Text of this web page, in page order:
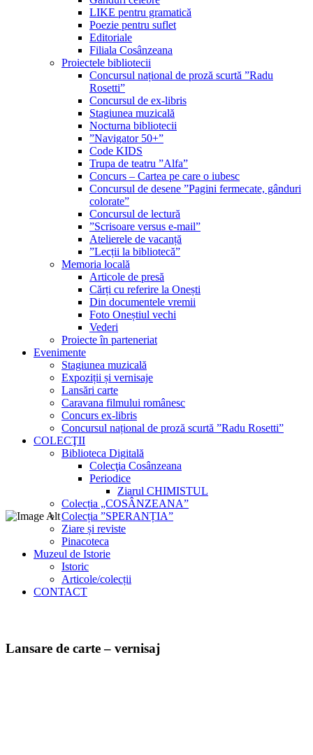
LIKE pentru gramatică
Poezie pentru suflet
Editoriale
Filiala Cosânzeana
Proiectele bibliotecii
Concursul național de proză scurtă ”Radu
Rosetti”
Concursul de ex-libris
Stagiunea muzicală
Nocturna bibliotecii
”Navigator 50+”
Code KIDS
Trupa de teatru ”Alfa”
Concurs – Cartea pe care o iubesc
Concursul de desene ”Pagini fermecate, gânduri
colorate”
Concursul de lectură
”Scrisoare versus e-mail”
Atelierele de vacanță
”Lecții la bibliotecă”
Memoria locală
Articole de presă
Cărți cu referire la Onești
Din documentele vremii
Foto Oneștiul vechi
Vederi
Proiecte în parteneriat
Evenimente
Stagiunea muzicală
Expoziții și vernisaje
Lansări carte
Caravana filmului românesc
Concurs ex-libris
Concursul național de proză scurtă ”Radu Rosetti”
COLECŢII
Biblioteca Digitală
Colecţia Cosânzeana
Periodice
Ziarul CHIMISTUL
Colecția „COSÂNZEANA”
Colecția ”SPERANȚIA”
Ziare și reviste
Pinacoteca
Muzeul de Istorie
Istoric
Articole/colecții
CONTACT
Lansare de carte – vernisaj